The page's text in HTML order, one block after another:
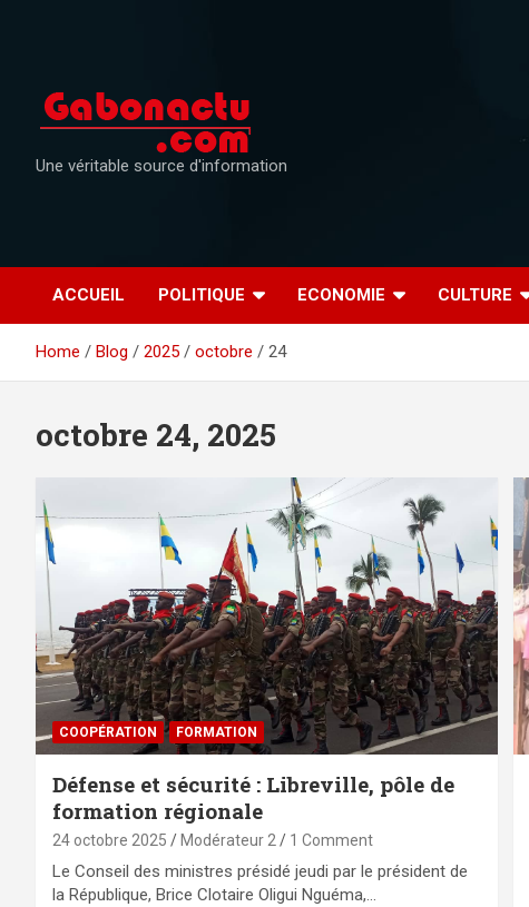
Une véritable source d'information
ACCUEIL POLITIQUE ECONOMIE CULTURE
Home Blog 2025 octobre 24
octobre 24, 2025
⁠COOPÉRATION FORMATION
Défense et sécurité : Libreville, pôle de
formation régionale
24 octobre 2025 Modérateur 2 1 Comment
Le Conseil des ministres présidé jeudi par le président de
la République, Brice Clotaire Oligui Nguéma,…